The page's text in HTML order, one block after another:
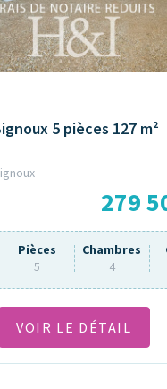
5 pièces 127 m²
279
Pièces
5
Chambres
4
VOIR LE DÉTAIL